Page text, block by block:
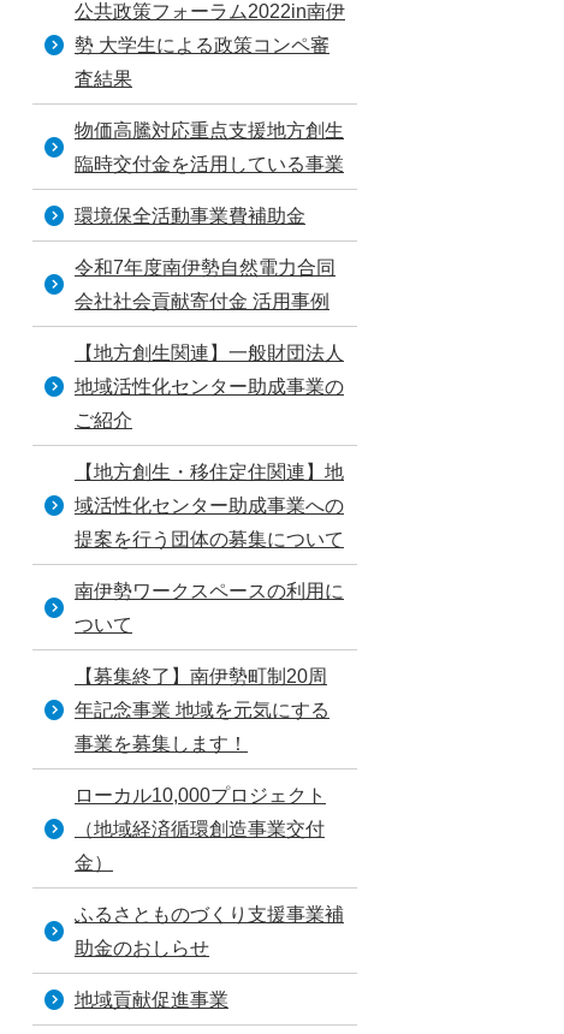
公共政策フォーラム2022in南伊
勢 大学生による政策コンペ審
査結果
物価高騰対応重点支援地方創生
臨時交付金を活用している事業
環境保全活動事業費補助金
令和7年度南伊勢自然電力合同
会社社会貢献寄付金 活用事例
【地方創生関連】一般財団法人
地域活性化センター助成事業の
ご紹介
【地方創生・移住定住関連】地
域活性化センター助成事業への
提案を行う団体の募集について
南伊勢ワークスペースの利用に
ついて
【募集終了】南伊勢町制20周
年記念事業 地域を元気にする
事業を募集します！
ローカル10,000プロジェクト
（地域経済循環創造事業交付
金）
ふるさとものづくり支援事業補
助金のおしらせ
地域貢献促進事業